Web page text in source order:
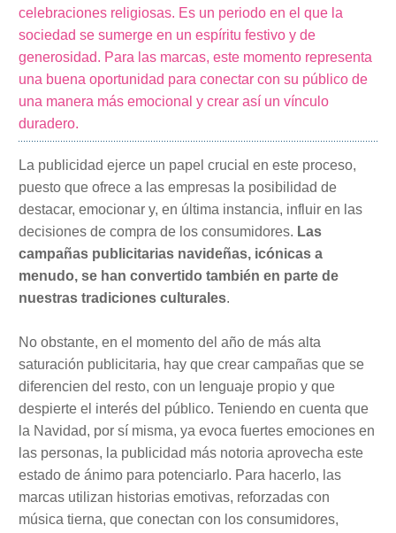
celebraciones religiosas. Es un periodo en el que la
sociedad se sumerge en un espíritu festivo y de
generosidad. Para las marcas, este momento representa
una buena oportunidad para conectar con su público de
una manera más emocional y crear así un vínculo
duradero.
La publicidad ejerce un papel crucial en este proceso,
puesto que ofrece a las empresas la posibilidad de
destacar, emocionar y, en última instancia, influir en las
decisiones de compra de los consumidores. Las
campañas publicitarias navideñas, icónicas a
menudo, se han convertido también en parte de
nuestras tradiciones culturales.
No obstante, en el momento del año de más alta
saturación publicitaria, hay que crear campañas que se
diferencien del resto, con un lenguaje propio y que
despierte el interés del público. Teniendo en cuenta que
la Navidad, por sí misma, ya evoca fuertes emociones en
las personas, la publicidad más notoria aprovecha este
estado de ánimo para potenciarlo. Para hacerlo, las
marcas utilizan historias emotivas, reforzadas con
música tierna, que conectan con los consumidores,